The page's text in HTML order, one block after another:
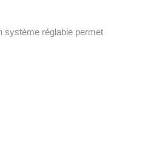
système réglable permet